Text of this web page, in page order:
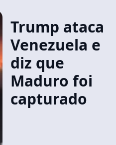
Trump ataca
Venezuela e
diz que
Maduro foi
capturado